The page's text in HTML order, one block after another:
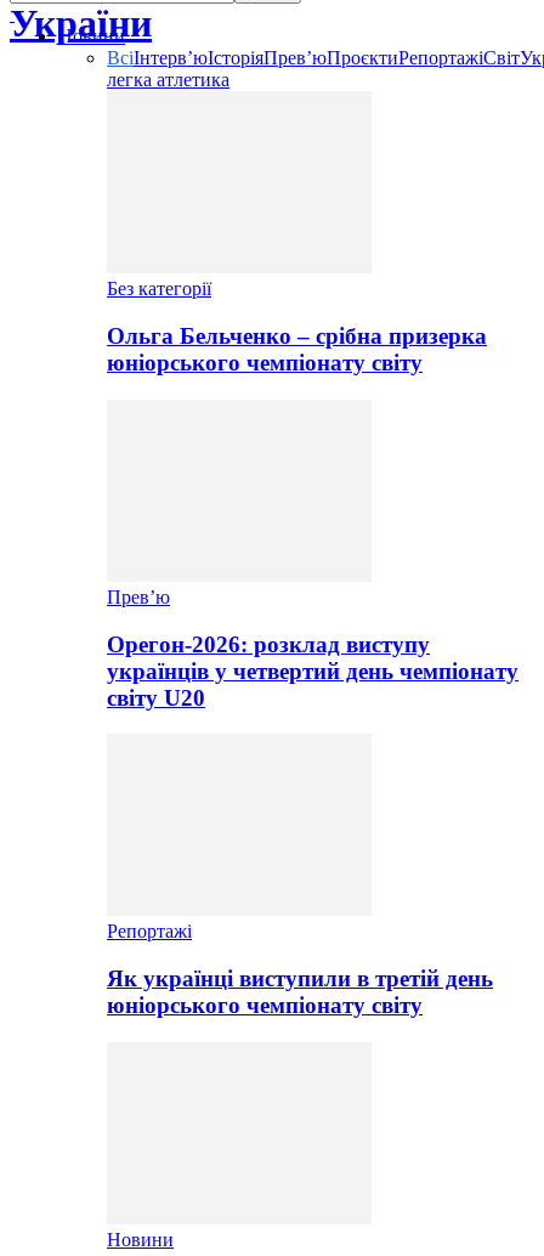
України
Новини
ВсіІнтерв’юІсторіяПрев’юПроєктиРепортажіСвіт
легка атлетика
Без категорії
Ольга Бельченко – срібна призерка
юніорського чемпіонату світу
Прев’ю
Орегон-2026: розклад виступу
українців у четвертий день чемпіонату
світу U20
Репортажі
Як українці виступили в третій день
юніорського чемпіонату світу
Новини